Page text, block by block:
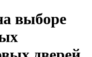
выборе